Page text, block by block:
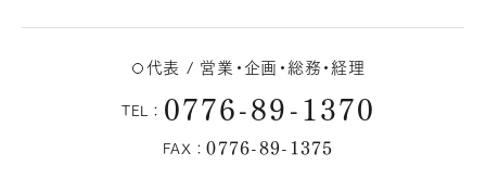
代表 / 営業・企画・総務・経理
TEL： 0776-89-1370
FAX：0776-89-1375